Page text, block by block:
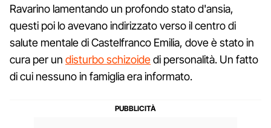
Ravarino lamentando un profondo stato d'ansia,
questi poi lo avevano indirizzato verso il centro di
salute mentale di Castelfranco Emilia, dove è stato in
cura per un disturbo schizoidedi personalità. Un fatto
di cui nessuno in famiglia era informato.